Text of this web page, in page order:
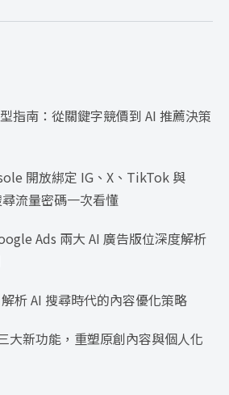
指南：從關鍵字競價到 AI 推薦決策
開放綁定 IG、X、TikTok 與
流量密碼一次看懂
Ads 兩大 AI 廣告版位深度解析
析 AI 搜尋時代的內容優化策略
大新功能，重塑原創內容與個人化